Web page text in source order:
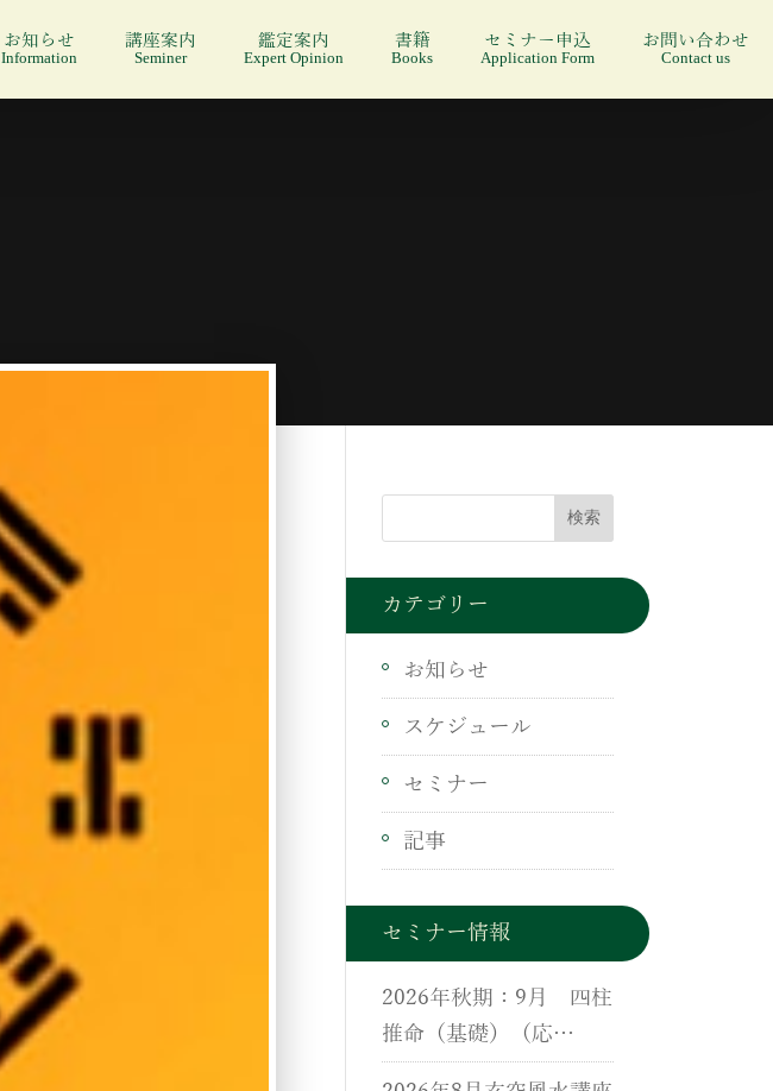
お知らせ
Information
講座案内
Seminer
鑑定案内
Expert Opinion
書籍
Books
セミナー申込
Application Form
お問い合わせ
Contact us
カテゴリー
お知らせ
スケジュール
セミナー
記事
セミナー情報
2026年秋期：9月 四柱
推命（基礎）（応
用）、断易（五行易）